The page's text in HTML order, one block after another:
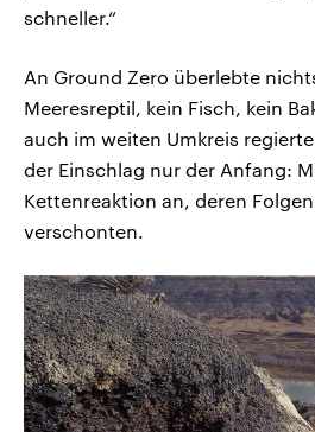
schneller.“
An Ground Zero überlebte
Meeresreptil, kein Fisch, kein
auch im weiten Umkreis
der Einschlag nur der Anfang:
Kettenreaktion an, deren
verschonten.